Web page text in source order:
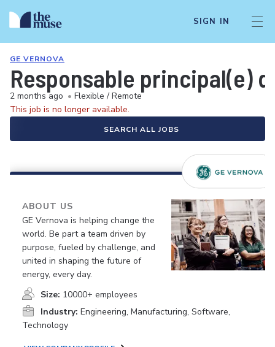
SIGN IN
GE VERNOVA
Responsable principal(e)
2 months ago • Flexible / Remote
This job is no longer available.
SEARCH ALL JOBS
ABOUT US
GE Vernova is helping change the
world. Be part a team driven by
purpose, fueled by challenge, and
united in shaping the future of
energy, every day.
Size: 10000+ employees
Industry: Engineering, Manufacturing, Software,
Technology